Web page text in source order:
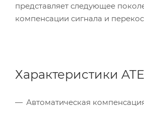
представляет следующее
компенсации сигнала и
Характеристики
Автоматическая